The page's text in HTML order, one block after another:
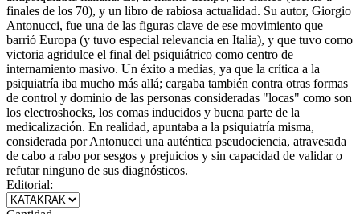
finales de los 70), y un libro de rabiosa actualidad. Su autor, Giorgio
Antonucci, fue una de las figuras clave de ese movimiento que
barrió Europa (y tuvo especial relevancia en Italia), y que tuvo como
victoria agridulce el final del psiquiátrico como centro de
internamiento masivo. Un éxito a medias, ya que la crítica a la
psiquiatría iba mucho más allá; cargaba también contra otras formas
de control y dominio de las personas consideradas "locas" como son
los electroshocks, los comas inducidos y buena parte de la
medicalización. En realidad, apuntaba a la psiquiatría misma,
considerada por Antonucci una auténtica pseudociencia, atravesada
de cabo a rabo por sesgos y prejuicios y sin capacidad de validar o
refutar ninguno de sus diagnósticos.
Editorial: